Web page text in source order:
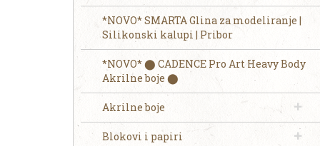
*NOVO* SMARTA Glina za modeliranje |
Silikonski kalupi | Pribor
*NOVO* ⬤ CADENCE Pro Art Heavy Body
Akrilne boje ⬤
Akrilne boje
Blokovi i papiri